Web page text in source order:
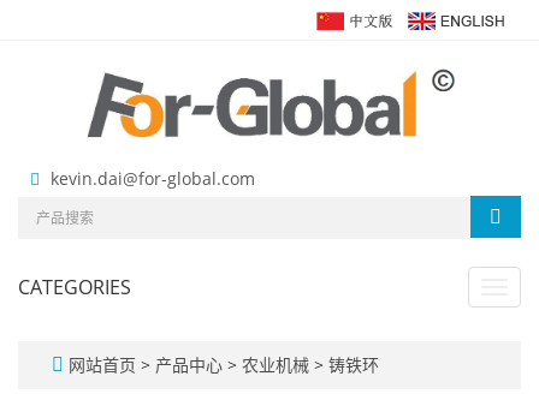
kevin.dai@for-global.com
CATEGORIES
网站首页 > 产品中心 > 农业机械 > 铸铁环